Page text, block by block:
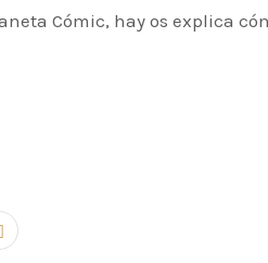
Cómic, hay os explica